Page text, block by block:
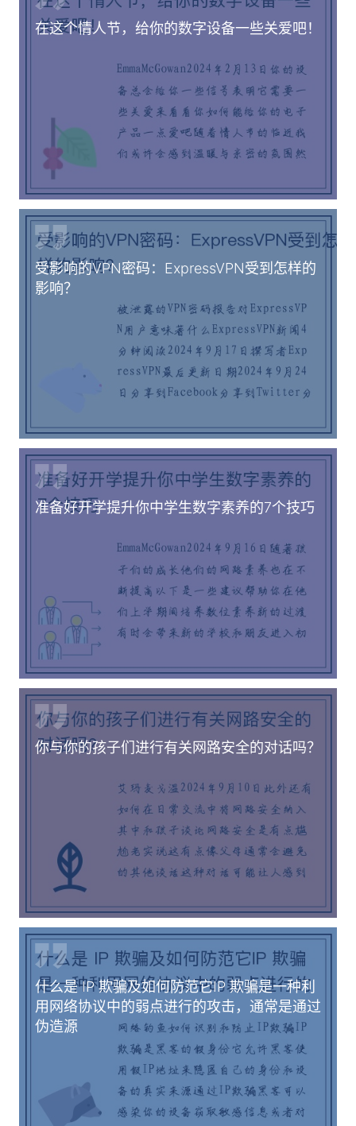
在这个情人节，给你的数字设备一些关爱吧！
受影响的VPN密码：ExpressVPN受到怎样的
影响？
准备好开学提升你中学生数字素养的7个技巧
你与你的孩子们进行有关网路安全的对话吗？
什么是 IP 欺骗及如何防范它IP 欺骗是一种利
用网络协议中的弱点进行的攻击，通常是通过
伪造源